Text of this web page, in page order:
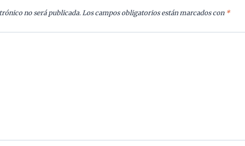
no será publicada. Los campos obligatorios están marcados con *